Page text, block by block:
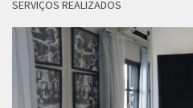
SERVIÇOS REALIZADOS